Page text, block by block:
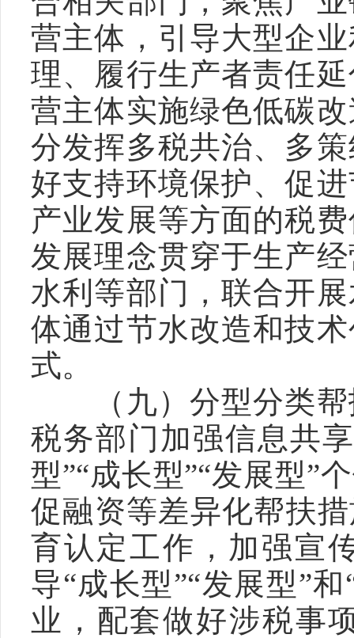
营主体，引导大型企
理、履行生产者责任
营主体实施绿色低碳
分发挥多税共治、多
好支持环境保护、促
产业发展等方面的税
发展理念贯穿于生产
水利等部门，联合开
体通过节水改造和技
式。
（九）分型分类帮
税务部门加强信息共
型”“成长型”“发展型”
促融资等差异化帮扶
育认定工作，加强宣
导“成长型”“发展型”
业，配套做好涉税事